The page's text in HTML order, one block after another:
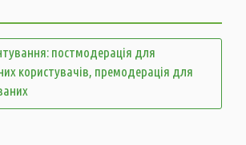
постмодерація для
користувачів, премодерація для